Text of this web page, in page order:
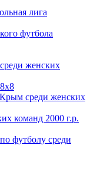
лига
футбола
женских
среди женских
команд 2000 г.р.
футболу среди